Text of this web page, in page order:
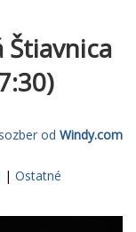
Štiavnica
od Windy.com
| Ostatné